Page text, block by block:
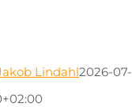
Lindahl2026-07-